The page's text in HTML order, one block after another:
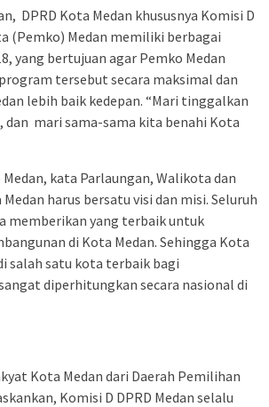
DPRD Kota Medan khususnya Komisi D
(Pemko) Medan memiliki berbagai
yang bertujuan agar Pemko Medan
tersebut secara maksimal dan
lebih baik kedepan. “Mari tinggalkan
dan mari sama-sama kita benahi Kota
kata Parlaungan, Walikota dan
harus bersatu visi dan misi. Seluruh
memberikan yang terbaik untuk
di Kota Medan. Sehingga Kota
salah satu kota terbaik bagi
diperhitungkan secara nasional di
Kota Medan dari Daerah Pemilihan
Komisi D DPRD Medan selalu